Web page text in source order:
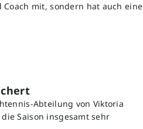
mit, sondern hat auch eine
Abteilung von Viktoria
Saison insgesamt sehr